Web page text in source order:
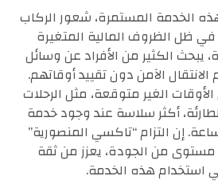
الخدمة المستمرة، شعور الركاب
في ظل الظروف المالية المتغيرة
يبحث الكثير من الأفراد عن وسائل
الآمن دون تقييد أوقاتهم.
الغير متوقعة، مثل الرحلات
الطارئة، أكثر سلاسة عند وجود خدمة
إن التزام “تاكسي المنصورية”
مستوى من الجودة، يعزز من ثقة
استخدام هذه الخدمة.